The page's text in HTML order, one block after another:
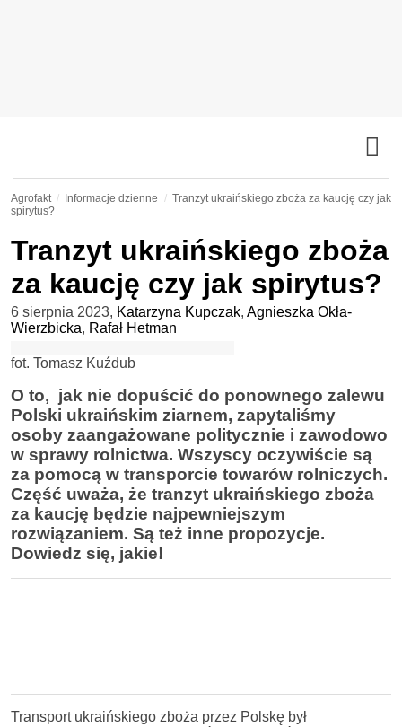
Agrofakt Informacje dzienne
Tranzyt ukraińskiego zboża za kaucję czy jak
spirytus?
Tranzyt ukraińskiego zboża
za kaucję czy jak spirytus?
6 sierpnia 2023, Katarzyna Kupczak, Agnieszka Okła-
Wierzbicka, Rafał Hetman
fot. Tomasz Kuźdub
O to, jak nie dopuścić do ponownego zalewu
Polski ukraińskim ziarnem, zapytaliśmy
osoby zaangażowane politycznie i zawodowo
w sprawy rolnictwa. Wszyscy oczywiście są
za pomocą w transporcie towarów rolniczych.
Część uważa, że tranzyt ukraińskiego zboża
za kaucję będzie najpewniejszym
rozwiązaniem. Są też inne propozycje.
Dowiedz się, jakie!
Transport ukraińskiego zboża przez Polskę był